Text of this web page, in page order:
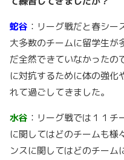
蛇谷 ：リーグ戦だと春シ
大多数のチームに留学生が
だ全然できていなかったの
に対抗するために体の強化
れて過ごしてきました。
水谷 ：リーグ戦では１１
に関してはどのチームも様
ンスに関してはどのチーム